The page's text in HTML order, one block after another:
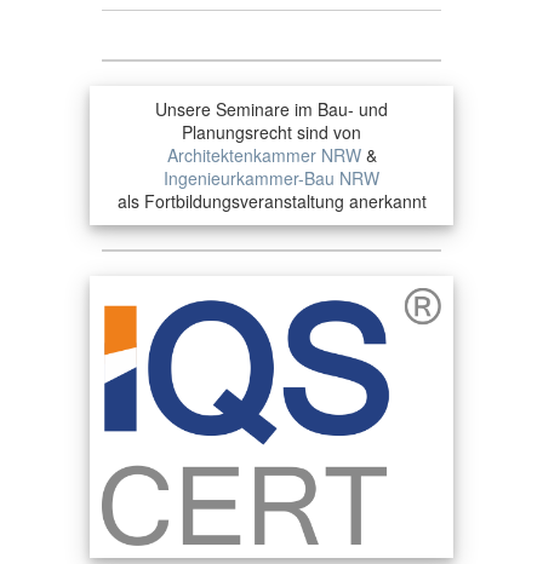
Unsere Seminare im Bau- und
Planungsrecht sind von
Architektenkammer NRW&
Ingenieurkammer-Bau NRW
als Fortbildungsveranstaltung anerkannt